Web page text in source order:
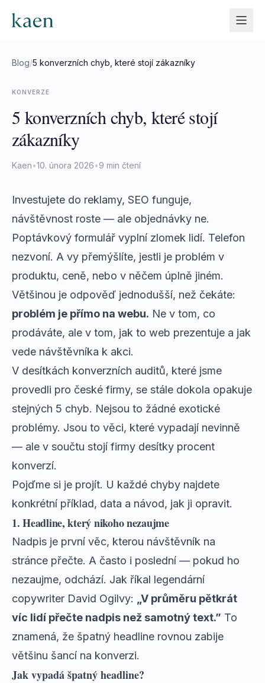
Blog/5 konverzních chyb, které stojí zákazníky
KONVERZE
5 konverzních chyb, které stojí
zákazníky
Kaen•10. února 2026•9 min čtení
Investujete do reklamy, SEO funguje,
návštěvnost roste — ale objednávky ne.
Poptávkový formulář vyplní zlomek lidí. Telefon
nezvoní. A vy přemýšlíte, jestli je problém v
produktu, ceně, nebo v něčem úplně jiném.
Většinou je odpověď jednodušší, než čekáte:
problém je přímo na webu. Ne v tom, co
prodáváte, ale v tom, jak to web prezentuje a jak
vede návštěvníka k akci.
V desítkách konverzních auditů, které jsme
provedli pro české firmy, se stále dokola opakuje
stejných 5 chyb. Nejsou to žádné exotické
problémy. Jsou to věci, které vypadají nevinně
— ale v součtu stojí firmy desítky procent
konverzí.
Pojďme si je projít. U každé chyby najdete
konkrétní příklad, data a návod, jak ji opravit.
1. Headline, který nikoho nezaujme
Nadpis je první věc, kterou návštěvník na
stránce přečte. A často i poslední — pokud ho
nezaujme, odchází. Jak říkal legendární
copywriter David Ogilvy:
„V průměru pětkrát
víc lidí přečte nadpis než samotný text.” To
znamená, že špatný headline rovnou zabije
většinu šancí na konverzi.
Jak vypadá špatný headline?